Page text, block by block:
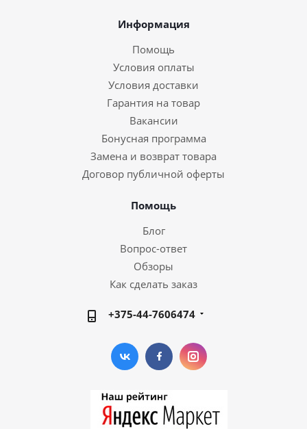
Информация
Помощь
Условия оплаты
Условия доставки
Гарантия на товар
Вакансии
Бонусная программа
Замена и возврат товара
Договор публичной оферты
Помощь
Блог
Вопрос-ответ
Обзоры
Как сделать заказ
+375-44-7606474